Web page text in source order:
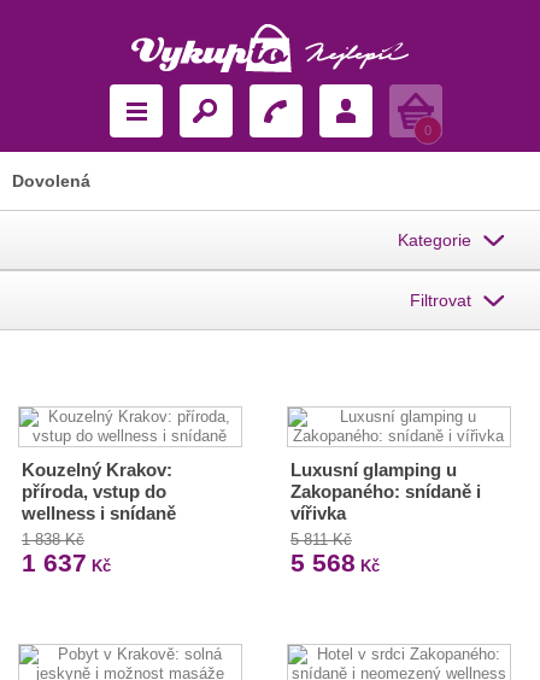
Košík
0
Dovolená
Kategorie
Filtrovat
Kouzelný Krakov:
příroda, vstup do
wellness i snídaně
1 838 Kč
1 637 Kč
Luxusní glamping u
Zakopaného: snídaně i
vířivka
5 811 Kč
5 568 Kč